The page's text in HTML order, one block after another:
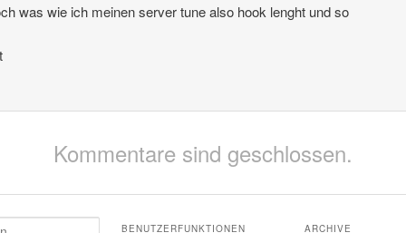
was wie ich meinen server tune also hook lenght und so
Kommentare sind geschlossen.
BENUTZERFUNKTIONEN ARCHIVE